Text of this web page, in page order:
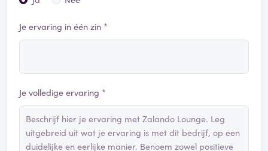
Je ervaring in één zin *
Je volledige ervaring *